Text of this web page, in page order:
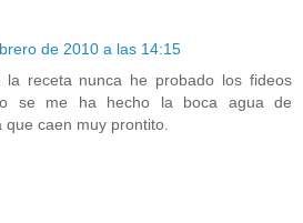
de 2010 a las 14:15
la receta nunca he probado los fideos
se me ha hecho la boca agua de
que caen muy prontito.